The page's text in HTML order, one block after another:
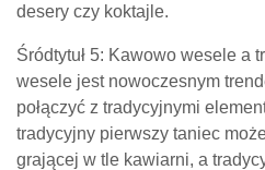
desery czy koktajle.
Śródtytuł 5: Kawowo wesele a
wesele jest nowoczesnym
połączyć z tradycyjnymi
tradycyjny pierwszy taniec
grającej w tle kawiarni, a